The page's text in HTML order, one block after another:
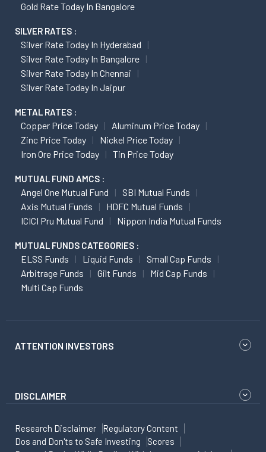
Gold Rate Today In Bangalore
SILVER RATES :
Silver Rate Today In Hyderabad
Silver Rate Today In Bangalore
Silver Rate Today In Chennai
Silver Rate Today In Jaipur
METAL RATES :
Copper Price Today
Aluminum Price Today
Zinc Price Today
Nickel Price Today
Iron Ore Price Today
Tin Price Today
MUTUAL FUND AMCS :
Angel One Mutual Fund
SBI Mutual Funds
Axis Mutual Funds
HDFC Mutual Funds
ICICI Pru Mutual Fund
Nippon India Mutual Funds
MUTUAL FUNDS CATEGORIES :
ELSS Funds Liquid Funds
Small Cap Funds
Arbitrage Funds
Gilt Funds
Mid Cap Funds
Multi Cap Funds
ATTENTION INVESTORS
DISCLAIMER
Research Disclaimer
Regulatory Content
Dos and Don'ts to Safe Investing
Scores